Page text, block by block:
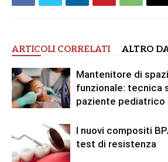
ARTICOLI CORRELATI ALTRO
Mantenitore di
funzionale: tecnica
paziente pediatrico
I nuovi compositi
test di resistenza